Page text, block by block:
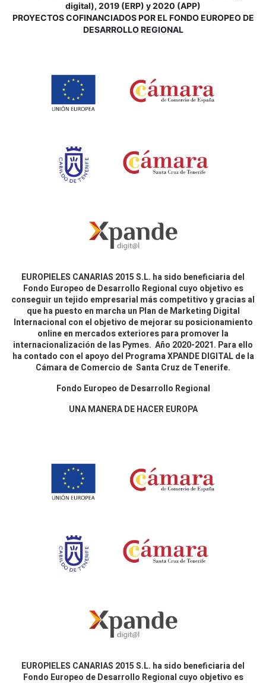
digital), 2019 (ERP) y 2020 (APP)
PROYECTOS COFINANCIADOS POR EL FONDO EUROPEO DE
DESARROLLO REGIONAL
EUROPIELES CANARIAS 2015 S.L. ha sido beneficiaria del
Fondo Europeo de Desarrollo Regional cuyo objetivo es
conseguir un tejido empresarial más competitivo y gracias al
que ha puesto en marcha un Plan de Marketing Digital
Internacional con el objetivo de mejorar su posicionamiento
online en mercados exteriores para promover la
internacionalización de las Pymes. Año 2020-2021. Para ello
ha contado con el apoyo del Programa XPANDE DIGITAL de la
Cámara de Comercio de Santa Cruz de Tenerife.
Fondo Europeo de Desarrollo Regional
UNA MANERA DE HACER EUROPA
EUROPIELES CANARIAS 2015 S.L. ha sido beneficiaria del
Fondo Europeo de Desarrollo Regional cuyo objetivo es